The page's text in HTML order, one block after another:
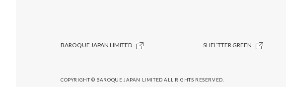
BAROQUE JAPAN LIMITED SHEL’TTER GREEN
COPYRIGHT © BAROQUE JAPAN LIMITED ALL RIGHTS RESERVED.